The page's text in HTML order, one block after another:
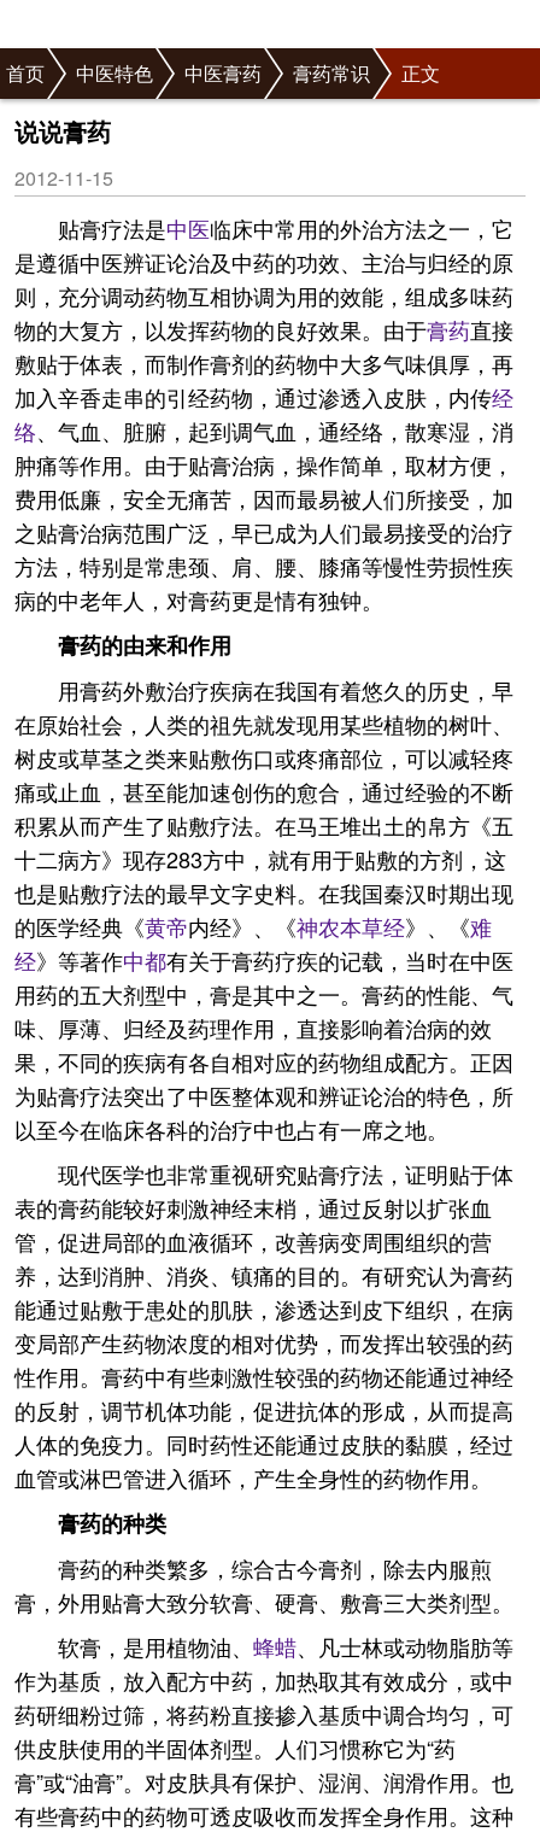
首页 中医特色 中医膏药 膏药常识 正文
说说膏药
2012-11-15
贴膏疗法是中医临床中常用的外治方法之一，它
是遵循中医辨证论治及中药的功效、主治与归经的原
则，充分调动药物互相协调为用的效能，组成多味药
物的大复方，以发挥药物的良好效果。由于膏药直接
敷贴于体表，而制作膏剂的药物中大多气味俱厚，再
加入辛香走串的引经药物，通过渗透入皮肤，内传经
络、气血、脏腑，起到调气血，通经络，散寒湿，消
肿痛等作用。由于贴膏治病，操作简单，取材方便，
费用低廉，安全无痛苦，因而最易被人们所接受，加
之贴膏治病范围广泛，早已成为人们最易接受的治疗
方法，特别是常患颈、肩、腰、膝痛等慢性劳损性疾
病的中老年人，对膏药更是情有独钟。
膏药的由来和作用
用膏药外敷治疗疾病在我国有着悠久的历史，早
在原始社会，人类的祖先就发现用某些植物的树叶、
树皮或草茎之类来贴敷伤口或疼痛部位，可以减轻疼
痛或止血，甚至能加速创伤的愈合，通过经验的不断
积累从而产生了贴敷疗法。在马王堆出土的帛方《五
十二病方》现存283方中，就有用于贴敷的方剂，这
也是贴敷疗法的最早文字史料。在我国秦汉时期出现
的医学经典《黄帝内经》、《神农本草经》、《难
经》等著作中都有关于膏药疗疾的记载，当时在中医
用药的五大剂型中，膏是其中之一。膏药的性能、气
味、厚薄、归经及药理作用，直接影响着治病的效
果，不同的疾病有各自相对应的药物组成配方。正因
为贴膏疗法突出了中医整体观和辨证论治的特色，所
以至今在临床各科的治疗中也占有一席之地。
现代医学也非常重视研究贴膏疗法，证明贴于体
表的膏药能较好刺激神经末梢，通过反射以扩张血
管，促进局部的血液循环，改善病变周围组织的营
养，达到消肿、消炎、镇痛的目的。有研究认为膏药
能通过贴敷于患处的肌肤，渗透达到皮下组织，在病
变局部产生药物浓度的相对优势，而发挥出较强的药
性作用。膏药中有些刺激性较强的药物还能通过神经
的反射，调节机体功能，促进抗体的形成，从而提高
人体的免疫力。同时药性还能通过皮肤的黏膜，经过
血管或淋巴管进入循环，产生全身性的药物作用。
膏药的种类
膏药的种类繁多，综合古今膏剂，除去内服煎
膏，外用贴膏大致分软膏、硬膏、敷膏三大类剂型。
软膏，是用植物油、 蜂蜡、凡士林或动物脂肪等
作为基质，放入配方中药，加热取其有效成分，或中
药研细粉过筛，将药粉直接掺入基质中调合均匀，可
供皮肤使用的半固体剂型。人们习惯称它为“药
膏”或“油膏”。对皮肤具有保护、湿润、润滑作用。也
有些膏药中的药物可透皮吸收而发挥全身作用。这种